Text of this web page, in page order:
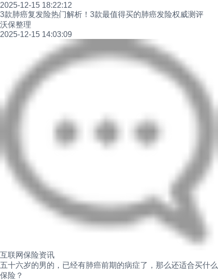
2025-12-15 18:22:12
3款肺癌复发险热门解析！3款最值得买的肺癌发险权威测评
沃保整理
2025-12-15 14:03:09
互联网保险资讯
五十六岁的男的，已经有肺癌前期的病症了，那么还适合买什么
保险？